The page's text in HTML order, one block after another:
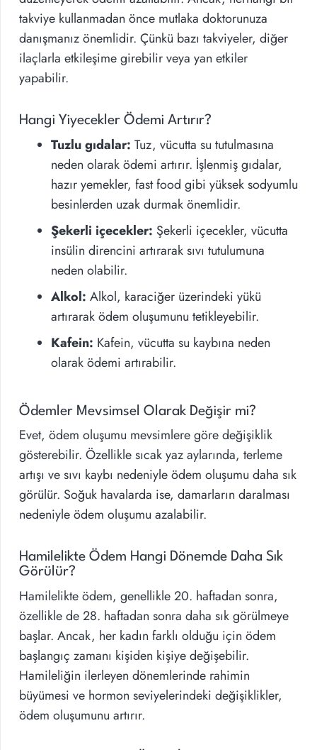
takviye kullanmadan önce mutlaka doktorunuza
danışmanız önemlidir. Çünkü bazı takviyeler, diğer
ilaçlarla etkileşime girebilir veya yan etkiler
yapabilir.
Hangi Yiyecekler Ödemi Artırır?
Tuzlu gıdalar: Tuz, vücutta su tutulmasına
neden olarak ödemi artırır. İşlenmiş gıdalar,
hazır yemekler, fast food gibi yüksek sodyumlu
besinlerden uzak durmak önemlidir.
Şekerli içecekler: Şekerli içecekler, vücutta
insülin direncini artırarak sıvı tutulumuna
neden olabilir.
Alkol: Alkol, karaciğer üzerindeki yükü
artırarak ödem oluşumunu tetikleyebilir.
Kafein: Kafein, vücutta su kaybına neden
olarak ödemi artırabilir.
Ödemler Mevsimsel Olarak Değişir mi?
Evet, ödem oluşumu mevsimlere göre değişiklik
gösterebilir. Özellikle sıcak yaz aylarında, terleme
artışı ve sıvı kaybı nedeniyle ödem oluşumu daha sık
görülür. Soğuk havalarda ise, damarların daralması
nedeniyle ödem oluşumu azalabilir.
Hamilelikte Ödem Hangi Dönemde Daha Sık
Görülür?
Hamilelikte ödem, genellikle 20. haftadan sonra,
özellikle de 28. haftadan sonra daha sık görülmeye
başlar. Ancak, her kadın farklı olduğu için ödem
başlangıç zamanı kişiden kişiye değişebilir.
Hamileliğin ilerleyen dönemlerinde rahimin
büyümesi ve hormon seviyelerindeki değişiklikler,
ödem oluşumunu artırır.